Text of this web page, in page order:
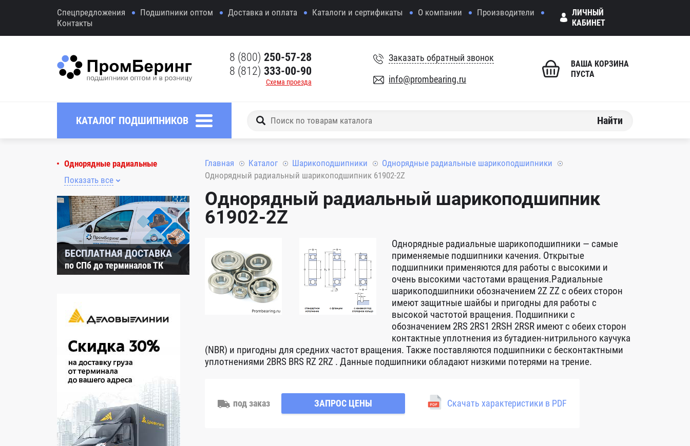
Спецпредложения Подшипники оптом Доставка и оплата Каталоги и сертификаты О компании
Производители
Контакты
ЛИЧНЫЙ
КАБИНЕТ
8 (800) 250-57-28
8 (812) 333-00-90
Схема проезда
Заказать обратный звонок
info@prombearing.ru
ВАША КОРЗИНА
ПУСТА
КАТАЛОГ ПОДШИПНИКОВ Найти
Однорядные радиальные
Показать все
БЕСПЛАТНАЯ ДОСТАВКА
по СПб до терминалов ТК
Главная Каталог Шарикоподшипники
Однорядные радиальные шарикоподшипники
Однорядный радиальный шарикоподшипник 61902-2Z
Однорядный радиальный шарикоподшипник
61902-2Z
Однорядные радиальные шарикоподшипники — самые
применяемые подшипники качения. Открытые
подшипники применяются для работы с высокими и
очень высокими частотами вращения.Радиальные
шарикоподшипники обозначением 2Z ZZ с обеих сторон
имеют защитные шайбы и пригодны для работы с
высокой частотой вращения. Подшипники с
обозначением 2RS 2RS1 2RSH 2RSR имеют с обеих сторон
контактные уплотнения из бутадиен-нитрильного каучука
(NBR) и пригодны для средних частот вращения. Также поставляются подшипники с бесконтактными
уплотнениями 2BRS BRS RZ 2RZ . Данные подшипники обладают низкими потерями на трение.
под заказ ЗАПРОС ЦЕНЫ Скачать характеристики в PDF